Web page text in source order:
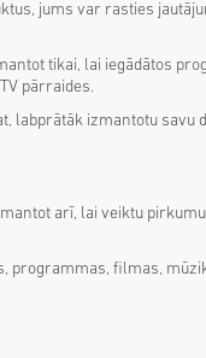
jums var rasties
tikai, lai iegādātos
pārraides.
labprātāk izmantotu savu
arī, lai veiktu
programmas, filmas,